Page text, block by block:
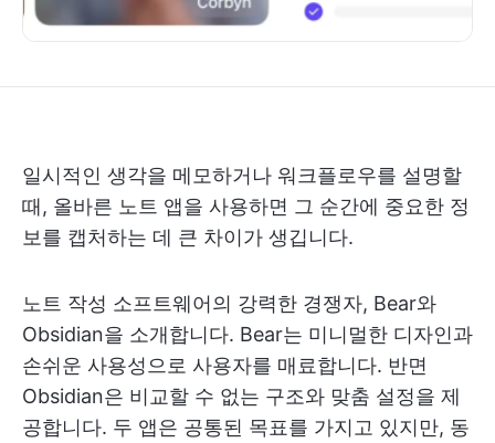
일시적인 생각을 메모하거나 워크플로우를 설명할
때, 올바른 노트 앱을 사용하면 그 순간에 중요한 정
보를 캡처하는 데 큰 차이가 생깁니다.
노트 작성 소프트웨어의 강력한 경쟁자, Bear와
Obsidian을 소개합니다. Bear는 미니멀한 디자인과
손쉬운 사용성으로 사용자를 매료합니다. 반면
Obsidian은 비교할 수 없는 구조와 맞춤 설정을 제
공합니다. 두 앱은 공통된 목표를 가지고 있지만, 동